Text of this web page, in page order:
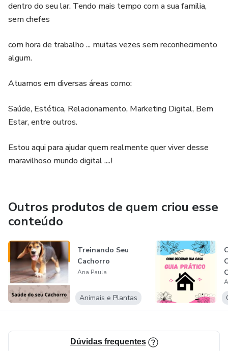
dentro do seu lar. Tendo mais tempo com a sua familia,
sem chefes
com hora de trabalho ... muitas vezes sem reconhecimento
algum.
Atuamos em diversas áreas como:
Saúde, Estética, Relacionamento, Marketing Digital, Bem
Estar, entre outros.
Estou aqui para ajudar quem realmente quer viver desse
maravilhoso mundo digital ....!
Outros produtos de quem criou esse
conteúdo
Treinando Seu
Cachorro
Ana Paula
Animais e Plantas
Dúvidas frequentes